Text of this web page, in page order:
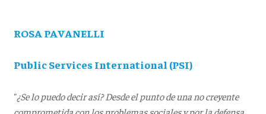
ROSA PAVANELLI
Public Services International (PSI)
"¿Se lo puedo decir así? Desde el punto de una no creyente